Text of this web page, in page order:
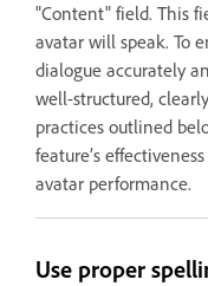
"Content" field. This
avatar will speak. To
dialogue accurately
well-structured,
practices outlined
feature’s
avatar performance.
Use proper